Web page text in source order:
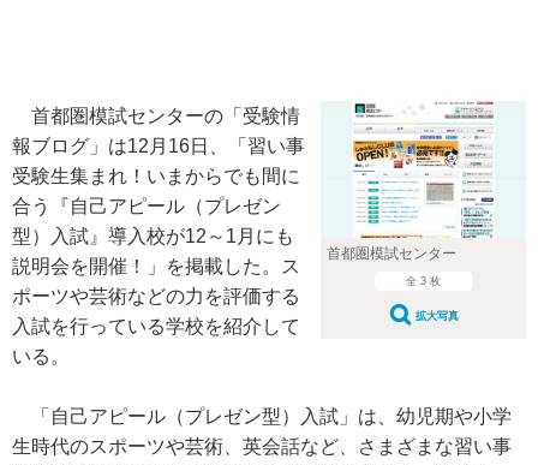
首都圏模試センター
全 3 枚
拡大写真
首都圏模試センターの「受験情
報ブログ」は12月16日、「習い事
受験生集まれ！いまからでも間に
合う『自己アピール（プレゼン
型）入試』導入校が12～1月にも
説明会を開催！」を掲載した。ス
ポーツや芸術などの力を評価する
入試を行っている学校を紹介して
いる。
「自己アピール（プレゼン型）入試」は、幼児期や小学
生時代のスポーツや芸術、英会話など、さまざまな習い事